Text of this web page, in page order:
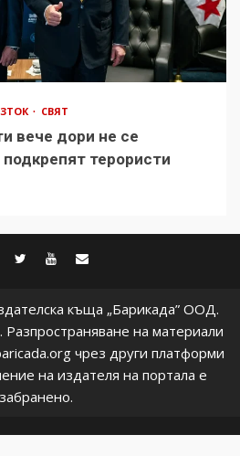
СВЯТ
вече дори не се
терористи
twitter
youtube
къща „Барикада” ООД.
Разпространяване на материали
чрез други платформи
на издателя на портала е
забранено.